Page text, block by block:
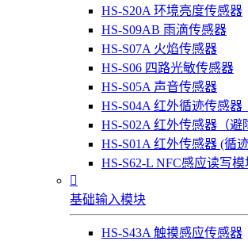
HS-S20A 环境亮度传感器
HS-S09AB 雨滴传感器
HS-S07A 火焰传感器
HS-S06 四路光敏传感器
HS-S05A 声音传感器
HS-S04A 红外循迹传感器
HS-S02A 红外传感器（避
HS-S01A 红外传感器 (循
HS-S62-L NFC感应读写模

基础输入模块
HS-S43A 触摸感应传感器